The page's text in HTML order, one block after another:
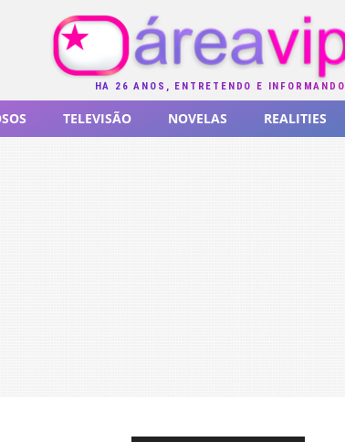
HÁ 26 ANOS, ENTRETENDO E INFORMANDO
TELEVISÃO NOVELAS REALITIES